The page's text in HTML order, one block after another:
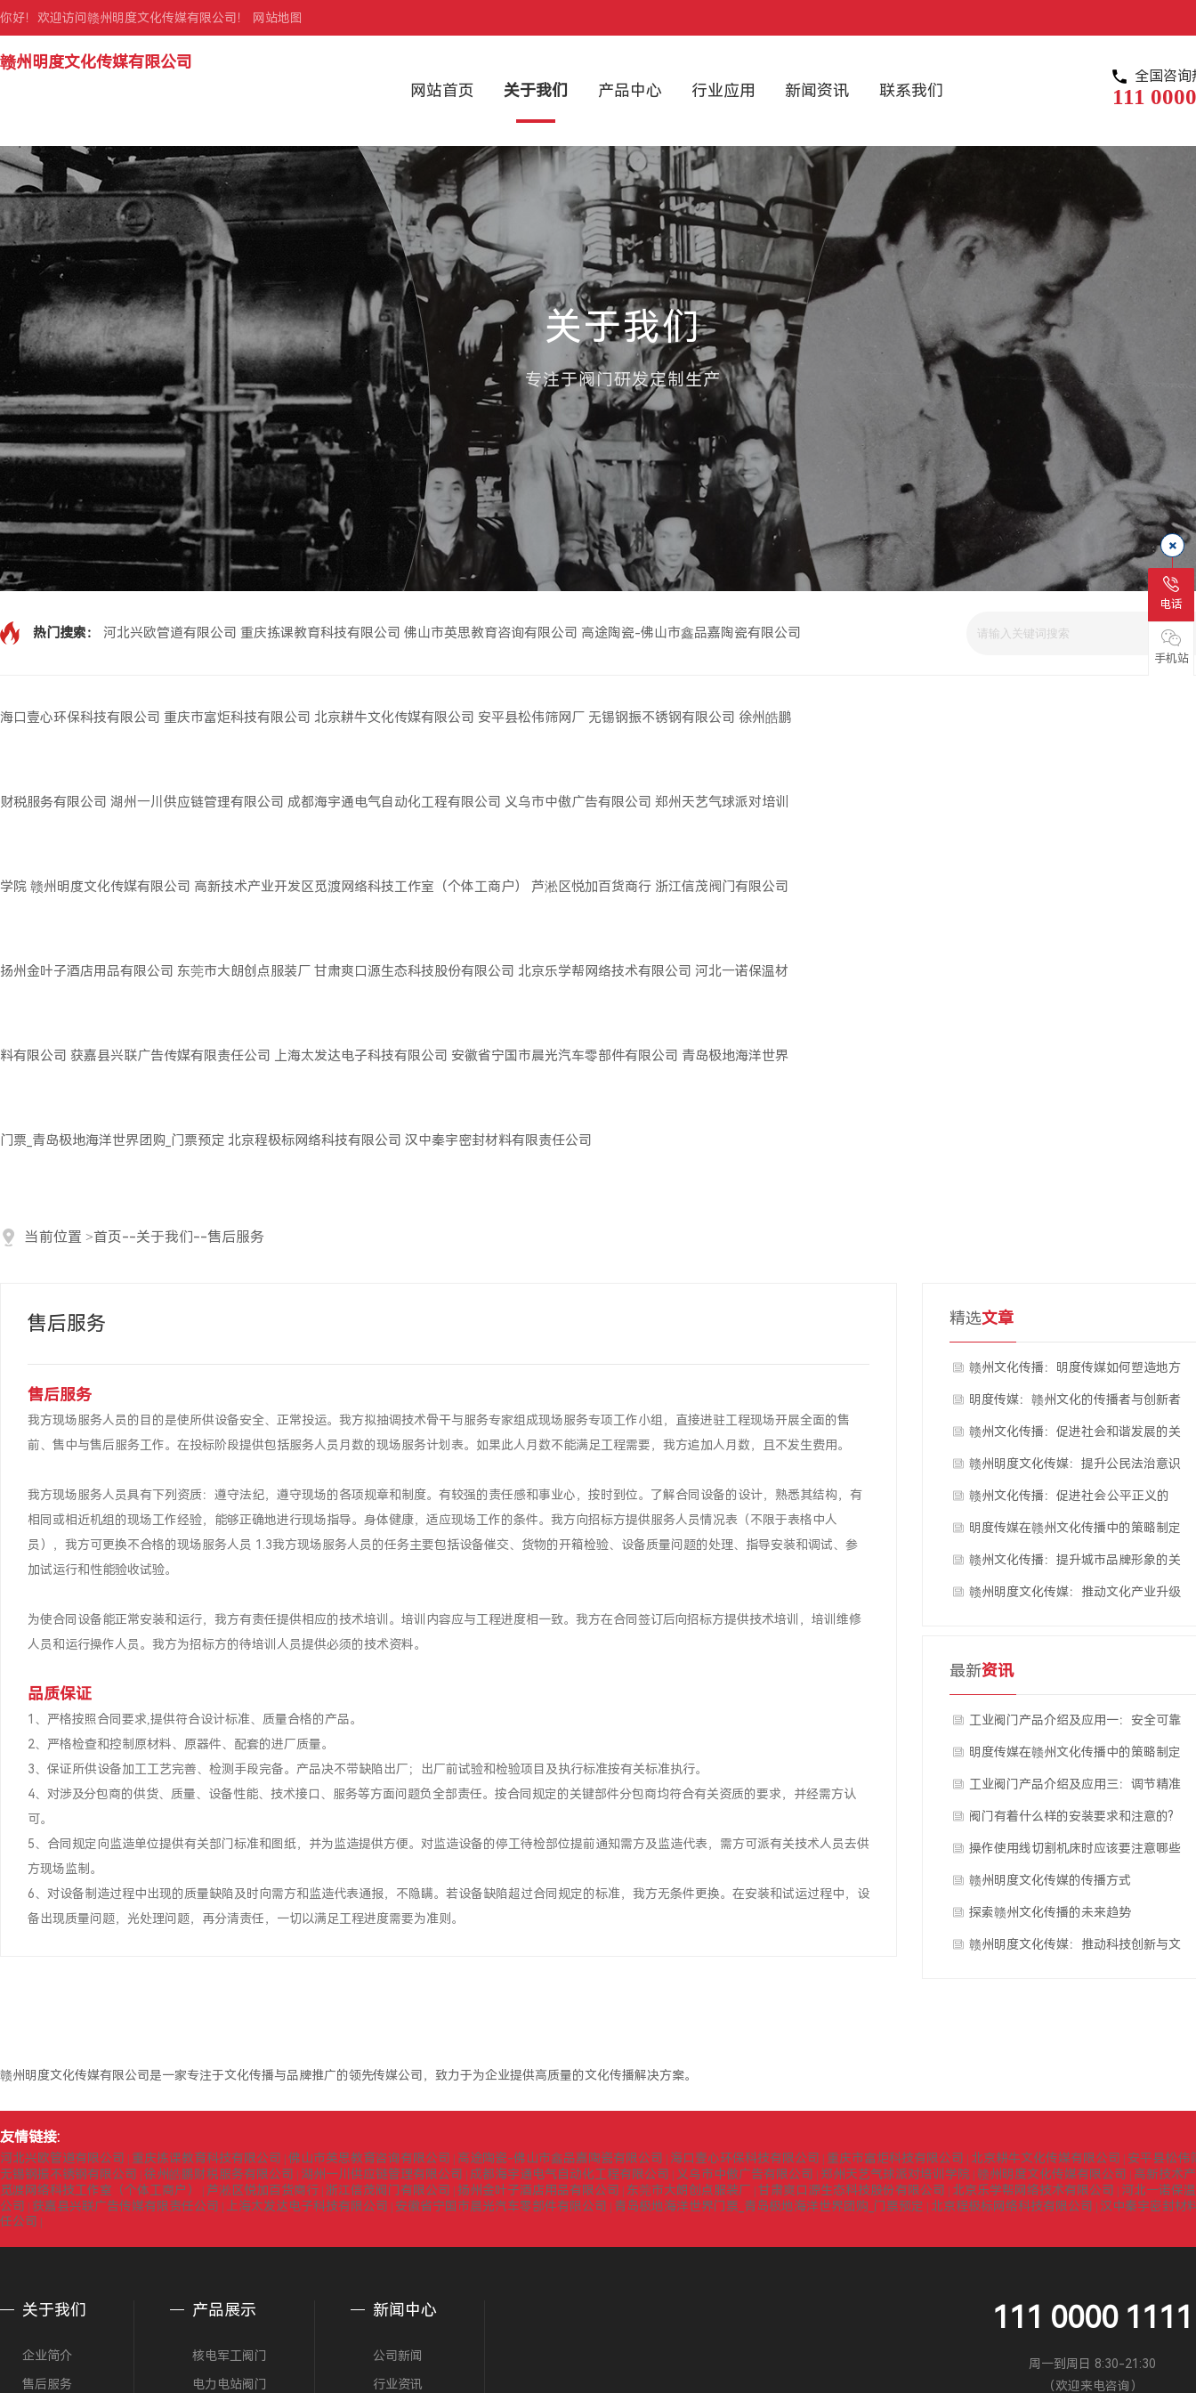
你好！欢迎访问赣州明度文化传媒有限公司！ 网站地图
赣州明度文化传媒有限公司
网站首页
关于我们 产品中心 行业应用 新闻资讯 联系我们
全国咨询
111
关于我们
专注于阀门研发定制生产
热门搜索： 河北兴欧管道有限公司 重庆拣课教育科技有限公司 佛山市英思教育咨询有限公司 高途陶瓷-佛山市鑫品嘉陶瓷有限公司
海口壹心环保科技有限公司 重庆市富炬科技有限公司 北京耕牛文化传媒有限公司 安平县松伟筛网厂 无锡钢振不锈钢有限公司 徐州皓鹏
财税服务有限公司 湖州一川供应链管理有限公司 成都海宇通电气自动化工程有限公司 义乌市中傲广告有限公司 郑州天艺气球派对培训
学院 赣州明度文化传媒有限公司 高新技术产业开发区觅渡网络科技工作室（个体工商户） 芦淞区悦加百货商行 浙江信茂阀门有限公司
扬州金叶子酒店用品有限公司 东莞市大朗创点服装厂 甘肃爽口源生态科技股份有限公司 北京乐学帮网络技术有限公司 河北一诺保温材
料有限公司 获嘉县兴联广告传媒有限责任公司 上海太发达电子科技有限公司 安徽省宁国市晨光汽车零部件有限公司 青岛极地海洋世界
门票_青岛极地海洋世界团购_门票预定 北京程极标网络科技有限公司 汉中秦宇密封材料有限责任公司
当前位置 >首页--关于我们--售后服务
售后服务
售后服务
我方现场服务人员的目的是使所供设备安全、正常投运。我方拟抽调技术骨干与服务专家组成现场服务专项工作小组，直接进驻工程现场开展全面的售
前、售中与售后服务工作。在投标阶段提供包括服务人员月数的现场服务计划表。如果此人月数不能满足工程需要，我方追加人月数，且不发生费用。
我方现场服务人员具有下列资质：遵守法纪，遵守现场的各项规章和制度。有较强的责任感和事业心，按时到位。了解合同设备的设计，熟悉其结构，有
相同或相近机组的现场工作经验，能够正确地进行现场指导。身体健康，适应现场工作的条件。我方向招标方提供服务人员情况表（不限于表格中人
员），我方可更换不合格的现场服务人员 1.3我方现场服务人员的任务主要包括设备催交、货物的开箱检验、设备质量问题的处理、指导安装和调试、参
加试运行和性能验收试验。
为使合同设备能正常安装和运行，我方有责任提供相应的技术培训。培训内容应与工程进度相一致。我方在合同签订后向招标方提供技术培训，培训维修
人员和运行操作人员。我方为招标方的待培训人员提供必须的技术资料。
品质保证
1、严格按照合同要求,提供符合设计标准、质量合格的产品。
2、严格检查和控制原材料、原器件、配套的进厂质量。
3、保证所供设备加工工艺完善、检测手段完备。产品决不带缺陷出厂；出厂前试验和检验项目及执行标准按有关标准执行。
4、对涉及分包商的供货、质量、设备性能、技术接口、服务等方面问题负全部责任。按合同规定的关键部件分包商均符合有关资质的要求，并经需方认
可。
5、合同规定向监造单位提供有关部门标准和图纸，并为监造提供方便。对监造设备的停工待检部位提前通知需方及监造代表，需方可派有关技术人员去供
方现场监制。
6、对设备制造过程中出现的质量缺陷及时向需方和监造代表通报，不隐瞒。若设备缺陷超过合同规定的标准，我方无条件更换。在安装和试运过程中，设
备出现质量问题，光处理问题，再分清责任，一切以满足工程进度需要为准则。
精选文章
赣州文化传播：明度传媒如何塑造地方
特色
明度传媒：赣州文化的传播者与创新者
赣州文化传播：促进社会和谐发展的关
键因素
赣州明度文化传媒：提升公民法治意识
的有效途径
赣州文化传播：促进社会公平正义的
关键因素
明度传媒在赣州文化传播中的策略制定
赣州文化传播：提升城市品牌形象的关
键因素
赣州明度文化传媒：推动文化产业升级
最新资讯
工业阀门产品介绍及应用一：安全可靠
的截止阀
明度传媒在赣州文化传播中的策略制定
工业阀门产品介绍及应用三：调节精准
的调节阀
阀门有着什么样的安装要求和注意的?
操作使用线切割机床时应该要注意哪些
事情
赣州明度文化传媒的传播方式
探索赣州文化传播的未来趋势
赣州明度文化传媒：推动科技创新与文
赣州明度文化传媒有限公司是一家专注于文化传播与品牌推广的领先传媒公司，致力于为企业提供高质量的文化传播解决方案。
友情链接:
河北兴欧管道有限公司 重庆拣课教育科技有限公司 佛山市英思教育咨询有限公司 高途陶瓷-佛山市鑫品嘉陶瓷有限公司 海口壹心环保科技有限公司 重庆市富炬科技有限公司 北京耕牛文化传媒有限公司
安平县松伟
无锡钢振不锈钢有限公司
徐州皓鹏财税服务有限公司 湖州一川供应链管理有限公司 成都海宇通电气自动化工程有限公司 义乌市中傲广告有限公司 郑州天艺气球派对培训学院 赣州明度文化传媒有限公司
高新技术
觅渡网络科技工作室（个体工商户）
芦淞区悦加百货商行 浙江信茂阀门有限公司 扬州金叶子酒店用品有限公司 东莞市大朗创点服装厂 甘肃爽口源生态科技股份有限公司 北京乐学帮网络技术有限公司
河北一诺保
公司
获嘉县兴联广告传媒有限责任公司 上海太发达电子科技有限公司 安徽省宁国市晨光汽车零部件有限公司 青岛极地海洋世界门票_青岛极地海洋世界团购_门票预定 北京程极标网络科技有限公司
汉中秦宇密封材
任公司
关于我们
企业简介
售后服务
产品展示
核电军工阀门
电力电站阀门
新闻中心
公司新闻
行业资讯
111 0000 1111
周一到周日 8:30-21:30
（欢迎来电咨询）
电话
手机站